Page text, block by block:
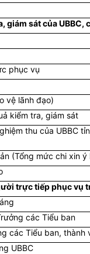
sát của UBBC,
phục vụ
vệ lãnh đạo)
kiểm tra, giám sát
thu của UBBC
(Tổng mức chi xin
trực tiếp phục vụ
các Tiểu ban
các Tiểu ban, thành
UBBC